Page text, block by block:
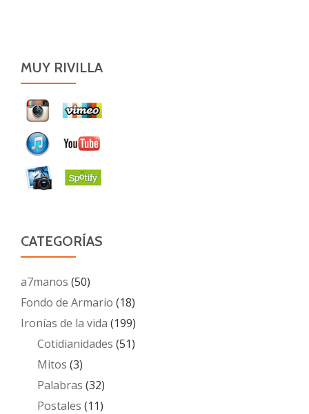
MUY RIVILLA
CATEGORÍAS
a7manos (50)
Fondo de Armario (18)
Ironías de la vida (199)
Cotidianidades (51)
Mitos (3)
Palabras (32)
Postales (11)